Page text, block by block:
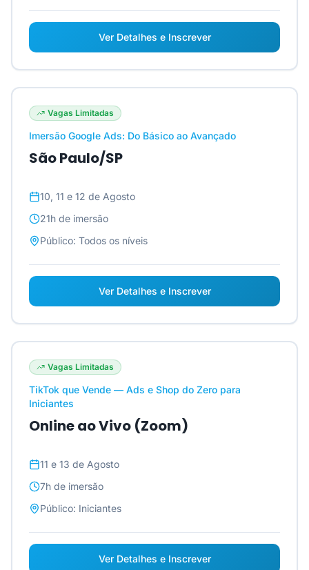
Ver Detalhes e Inscrever
Vagas Limitadas
Imersão Google Ads: Do Básico ao Avançado
São Paulo/SP
10, 11 e 12 de Agosto
21h de imersão
Público: Todos os níveis
Ver Detalhes e Inscrever
Vagas Limitadas
TikTok que Vende — Ads e Shop do Zero para
Iniciantes
Online ao Vivo (Zoom)
11 e 13 de Agosto
7h de imersão
Público: Iniciantes
Ver Detalhes e Inscrever